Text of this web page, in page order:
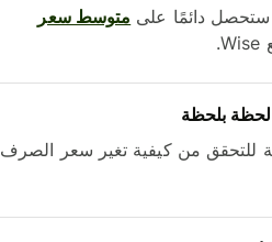
دائمًا علىمتوسط ​​سعر
بلحظة
من كيفية تغير سعر الصرف